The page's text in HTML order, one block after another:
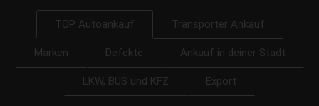
TOP Autoankauf Transporter Ankauf
Marken Defekte Ankauf in deiner Stadt
LKW, BUS und KFZ Export